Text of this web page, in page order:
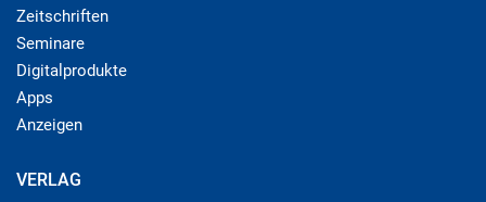
Zeitschriften
Seminare
Digitalprodukte
Apps
Anzeigen
VERLAG